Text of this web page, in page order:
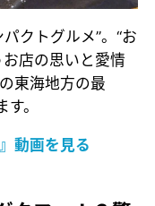
クトグルメ”。“お
店の思いと愛情
東海地方の最
。
動画を見る